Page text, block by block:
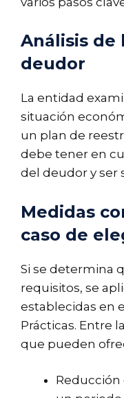
Análisis de
deudor
La entidad
situación
un plan de
debe tener en
del deudor y ser
Medidas
caso de
Si se determina
requisitos, se
establecidas en
Prácticas. Entre
que pueden